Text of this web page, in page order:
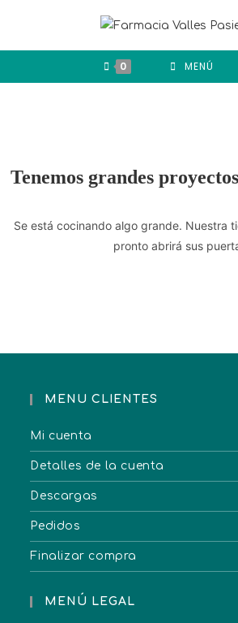
0 MENÚ
Tenemos grandes
Se está cocinando algo grande. Nuestra
pronto abrirá sus
MENU CLIENTES
Mi cuenta
Detalles de la cuenta
Descargas
Pedidos
Finalizar compra
MENÚ LEGAL